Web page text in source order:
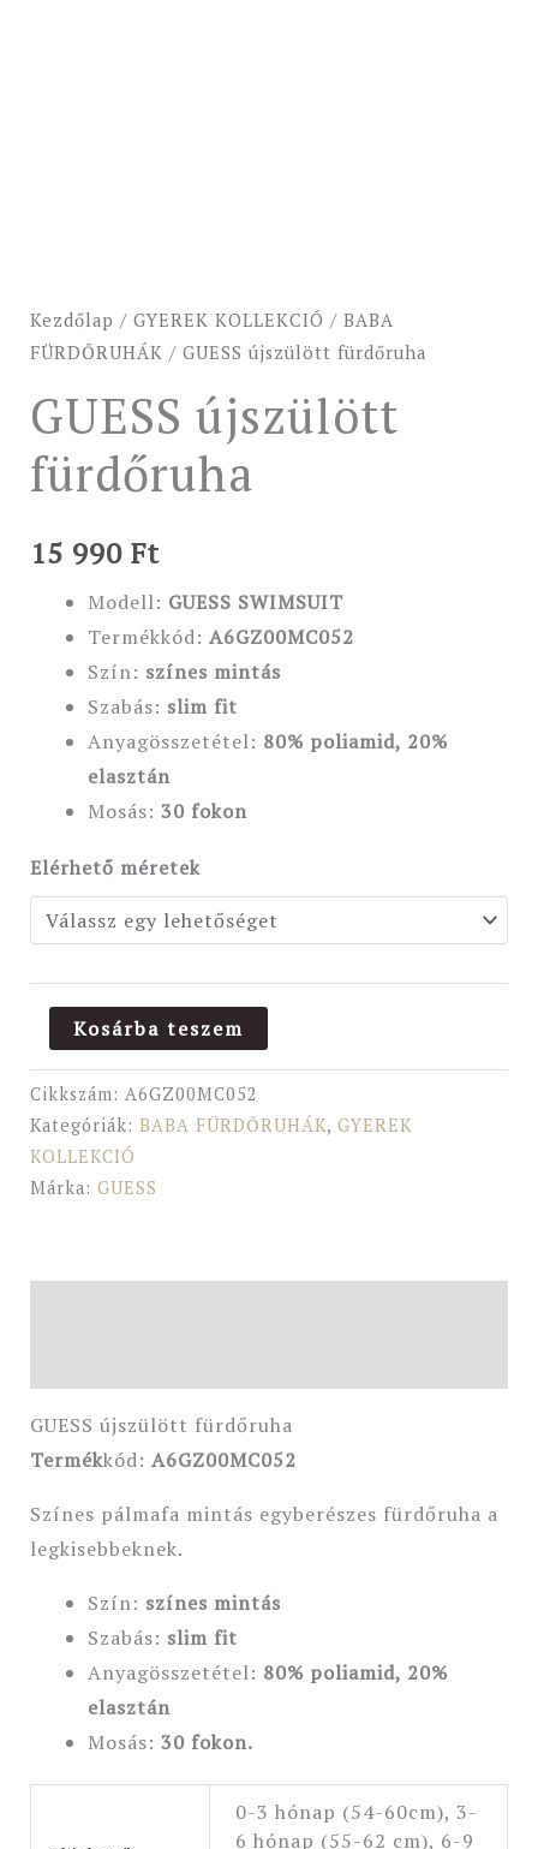
Kezdőlap / GYEREK KOLLEKCIÓ / BABA
FÜRDŐRUHÁK / GUESS újszülött fürdőruha
GUESS újszülött
fürdőruha
15 990 Ft
Modell: GUESS SWIMSUIT
Termékkód: A6GZ00MC052
Szín: színes mintás
Szabás: slim fit
Anyagösszetétel: 80% poliamid, 20%
elasztán
Mosás: 30 fokon
Elérhető méretek
Kosárba teszem
Cikkszám: A6GZ00MC052
Kategóriák: BABA FÜRDŐRUHÁK, GYEREK
KOLLEKCIÓ
Márka: GUESS
GUESS újszülött fürdőruha
Termékkód: A6GZ00MC052
Színes pálmafa mintás egyberészes fürdőruha a
legkisebbeknek.
Szín: színes mintás
Szabás: slim fit
Anyagösszetétel: 80% poliamid, 20%
elasztán
Mosás: 30 fokon.
0-3 hónap (54-60cm), 3-
6 hónap (55-62 cm), 6-9